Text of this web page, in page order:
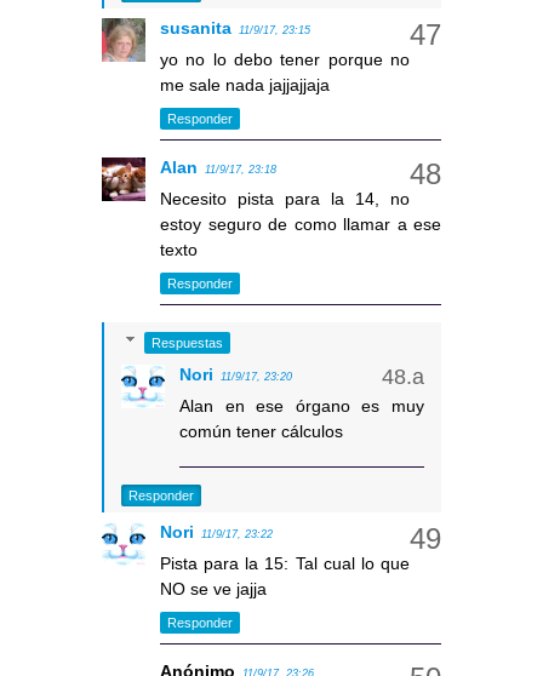
susanita 11/9/17, 23:15
yo no lo debo tener porque no
me sale nada jajjajjaja
Responder
Alan 11/9/17, 23:18
Necesito pista para la 14, no
estoy seguro de como llamar a ese
texto
Responder
Respuestas
Nori 11/9/17, 23:20
Alan en ese órgano es muy
común tener cálculos
Responder
Nori 11/9/17, 23:22
Pista para la 15: Tal cual lo que
NO se ve jajja
Responder
Anónimo